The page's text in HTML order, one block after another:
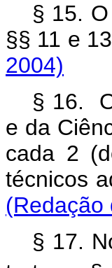
§ 15.
§§ 11
2004)
§ 16.
e da
cada 2
(Redação
§ 17.